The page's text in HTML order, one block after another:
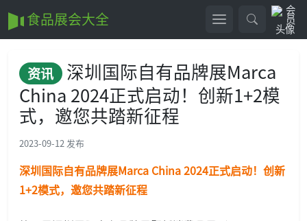
食品展会大全
资讯 深圳国际自有品牌展Marca
China 2024正式启动！创新1+2模
式，邀您共踏新征程
2023-09-12 发布
深圳国际自有品牌展Marca China 2024正式启动！创新
1+2模式，邀您共踏新征程